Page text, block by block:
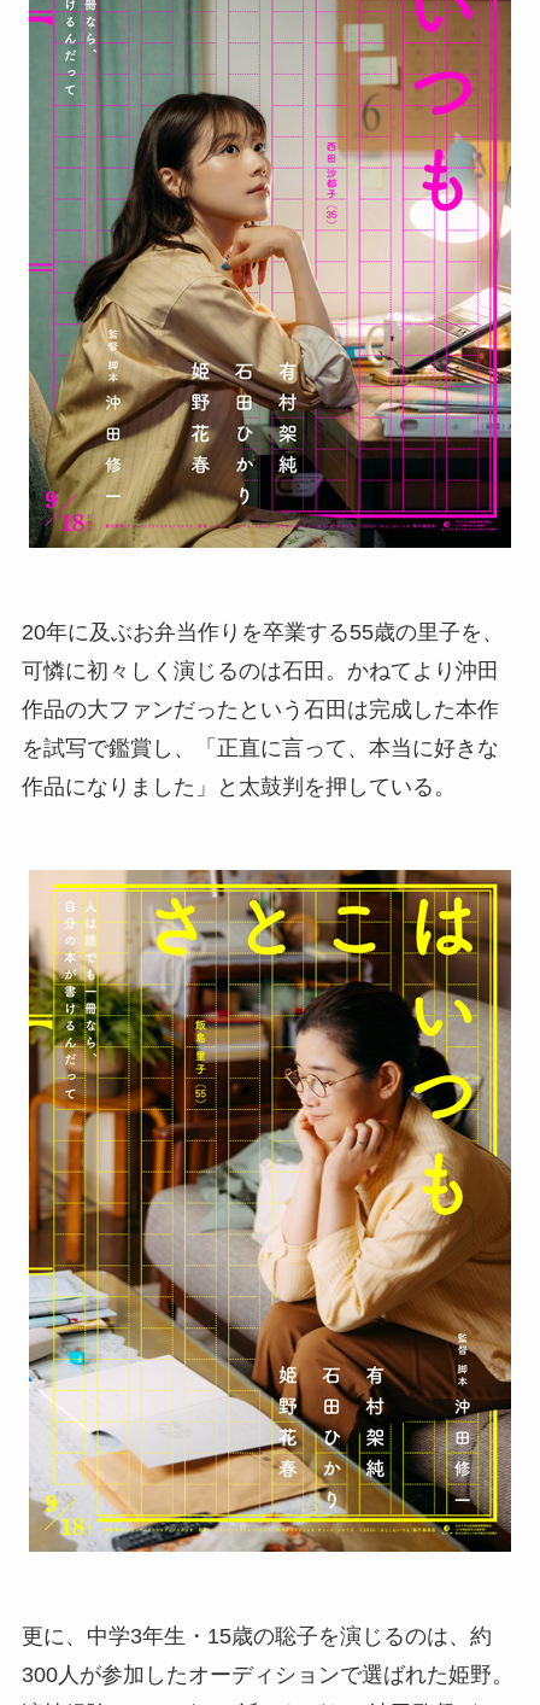
20年に及ぶお弁当作りを卒業する55歳の里子を、
可憐に初々しく演じるのは石田。かねてより沖田
作品の大ファンだったという石田は完成した本作
を試写で鑑賞し、「正直に言って、本当に好きな
作品になりました」と太鼓判を押している。
更に、中学3年生・15歳の聡子を演じるのは、約
300人が参加したオーディションで選ばれた姫野。